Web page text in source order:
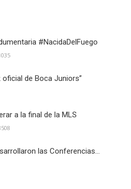
#NacidaDelFuego
de Boca Juniors”
a la final de la MLS
las Conferencias...